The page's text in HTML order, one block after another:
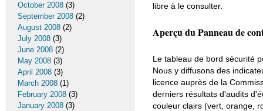
libre à le consulter.
Aperçu du Panneau de
Le tableau de bord sécurité
Nous y diffusons des
licence auprès de la
derniers résultats d'audits
couleur clairs (vert, orange,
October 2008 (3)
September 2008 (2)
August 2008 (2)
July 2008 (3)
June 2008 (2)
May 2008 (3)
April 2008 (3)
March 2008 (1)
February 2008 (3)
January 2008 (3)